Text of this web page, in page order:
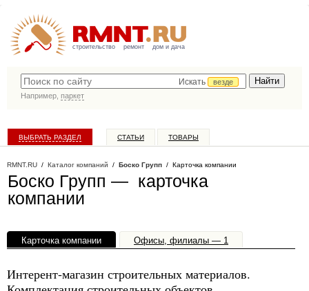
строительство ремонт дом и дача
Искать
везде
Например, паркет
ВЫБРАТЬ РАЗДЕЛ СТАТЬИ ТОВАРЫ
RMNT.RU / Каталог компаний / Боско Групп / Карточка компании
Боско Групп — карточка
компании
Карточка компании Офисы, филиалы — 1
Интерент-магазин строительных материалов.